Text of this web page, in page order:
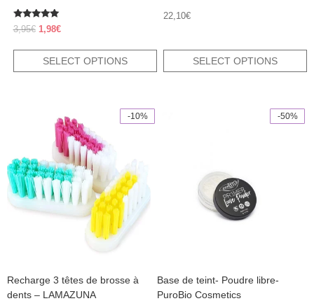
Rated
5.00
3,95€ Original
1,98€Current
SELECT OPTIONS
22,10€
SELECT OPTIONS
-10%
Recharge 3 têtes de brosse à
dents – LAMAZUNA
multiple
variants.
The
options
may
page
-50%
Base de teint- Poudre libre-
PuroBio Cosmetics